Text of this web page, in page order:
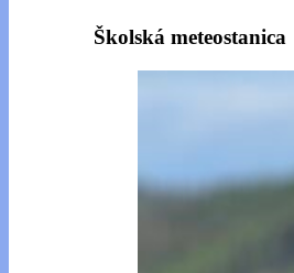
Školská meteostanica